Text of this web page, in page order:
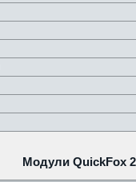
Модули QuickFox 2